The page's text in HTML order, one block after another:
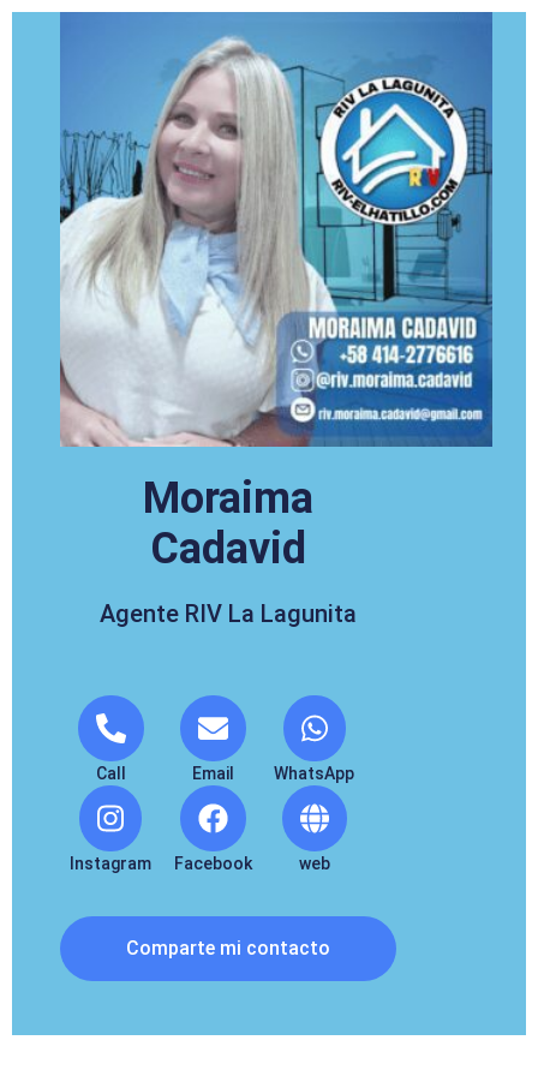
Moraima
Cadavid
Agente RIV La Lagunita
Call Email WhatsApp
Instagram Facebook web
Comparte mi contacto